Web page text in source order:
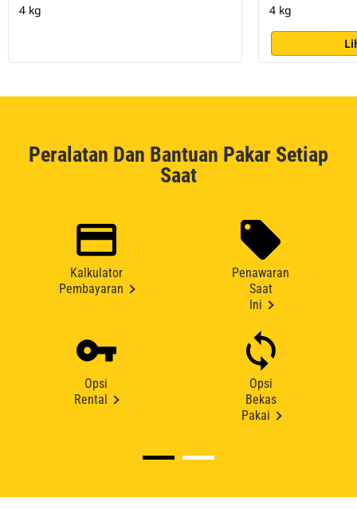
4 kg 4 kg
Peralatan Dan Bantuan Pakar Setiap
Saat
Kalkulator
Pembayaran
Penawaran
Saat
Ini
Opsi
Rental
Opsi
Bekas
Pakai